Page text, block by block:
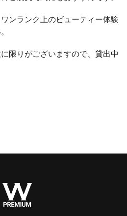
ンランク上のビューティー体験
限りがございますので、貸出中